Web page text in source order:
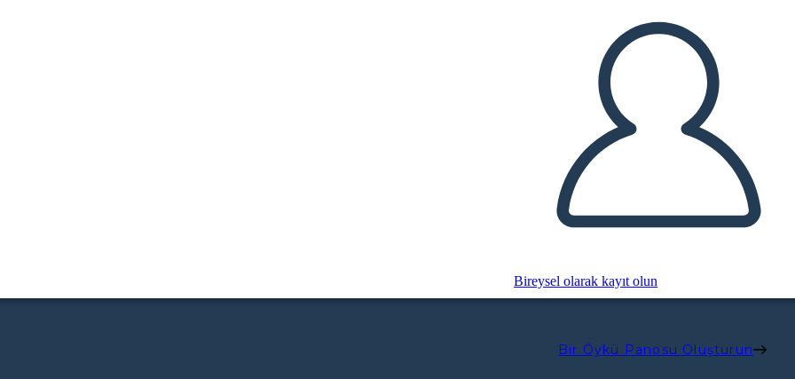
Bireysel olarak kayıt olun
Bir Öykü Panosu Oluşturun